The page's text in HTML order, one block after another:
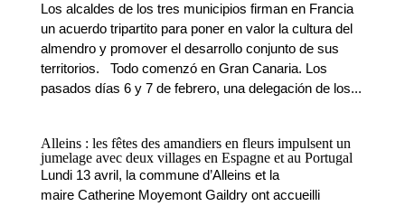
Los alcaldes de los tres municipios firman en Francia
un acuerdo tripartito para poner en valor la cultura del
almendro y promover el desarrollo conjunto de sus
territorios. Todo comenzó en Gran Canaria. Los
pasados días 6 y 7 de febrero, una delegación de los...
Alleins : les fêtes des amandiers en fleurs impulsent un
jumelage avec deux villages en Espagne et au Portugal
Lundi 13 avril, la commune d’Alleins et la
maire Catherine Moyemont Gaildry ont accueilli